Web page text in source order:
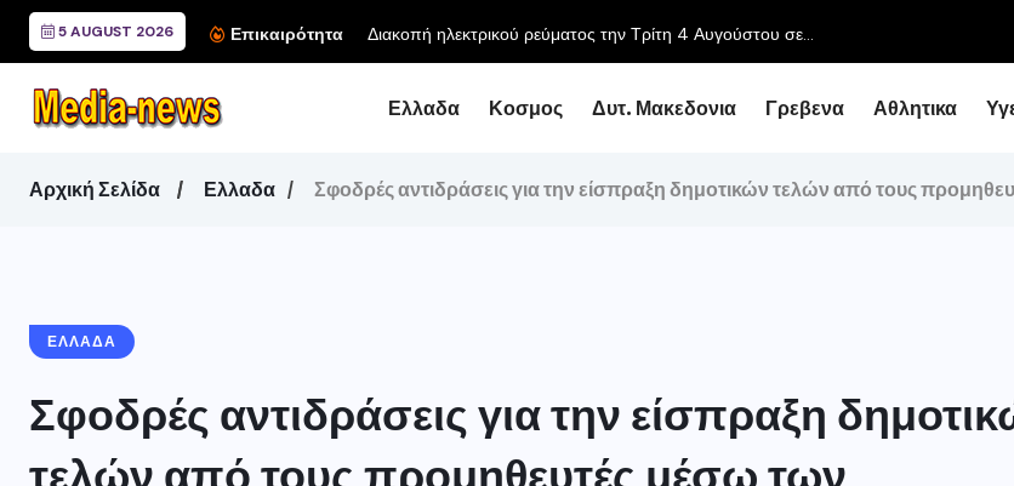
5 AUGUST 2026 Επικαιρότητα Διακοπή ηλεκτρικού ρεύματος την Τρίτη 4 Αυγούστου σε...
Ελλαδα Κοσμος Δυτ. Μακεδονια Γρεβενα Αθλητικα
Αρχική Σελίδα Ελλαδα Σφοδρές αντιδράσεις για την είσπραξη δημοτικών τελών από τους
ΕΛΛΑΔΑ
Σφοδρές αντιδράσεις για την είσπραξη
τελών από τους προμηθευτές μέσω των